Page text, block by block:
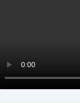
–CURP del
aparecer en otro